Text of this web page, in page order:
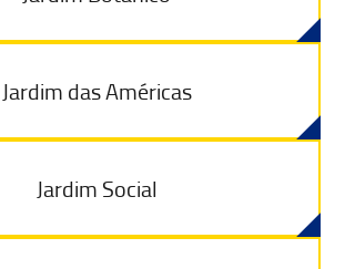
Jardim das Américas
Jardim Social